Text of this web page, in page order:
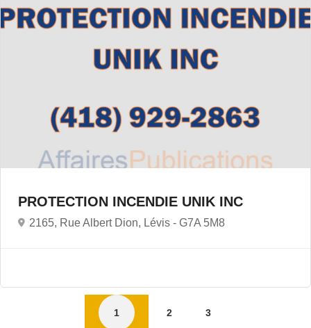
PROTECTION INCENDIE UNIK INC
2165, Rue Albert Dion, Lévis - G7A 5M8
1 2 3